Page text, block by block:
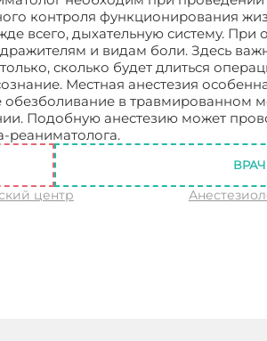
контроля функционирования
всего, дыхательную систему.
и видам боли. Здесь
сколько будет длиться
Местная анестезия
обезболивание в травмированном
Подобную анестезию может
реаниматолога.
центр